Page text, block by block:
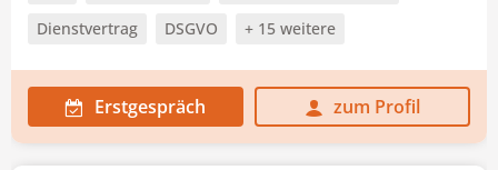
Dienstvertrag
DSGVO + 15 weitere
Erstgespräch zum Profil